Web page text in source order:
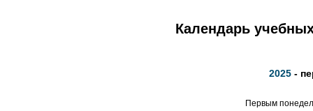
Календарь
2025 -
Первым